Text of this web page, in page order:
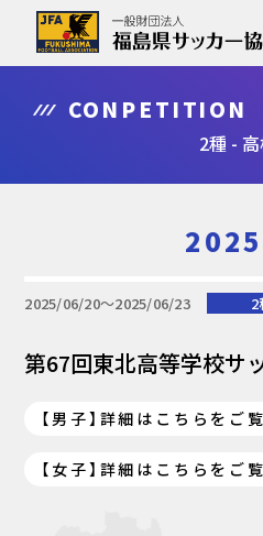
CONPETITION
2種 -
2025
2025/06/20〜2025/06/23 2
第67回東北高等学校サ
【男子】詳細はこちらをご
【女子】詳細はこちらをご